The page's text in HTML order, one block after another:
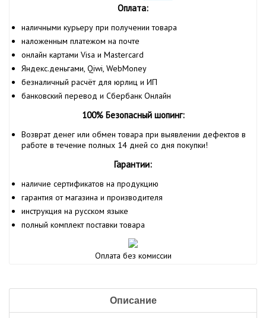
Оплата:
наличными курьеру при получении товара
наложенным платежом на почте
онлайн картами Visa и Mastercard
Яндекс.деньгами, Qiwi, WebMoney
безналичный расчёт для юрлиц и ИП
банковский перевод и Сбербанк Онлайн
100% Безопасный шопинг:
Возврат денег или обмен товара при выявлении дефектов в
работе в течение полных 14 дней со дня покупки!
Гарантии:
наличие сертификатов на продукцию
гарантия от магазина и производителя
инструкция на русском языке
полный комплект поставки товара
Оплата без комиссии
Описание